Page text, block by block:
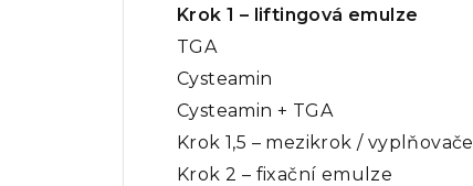
Krok 1 – liftingová emulze
TGA
Cysteamin
Cysteamin + TGA
Krok 1,5 – mezikrok / vyplňovače
Krok 2 – fixační emulze